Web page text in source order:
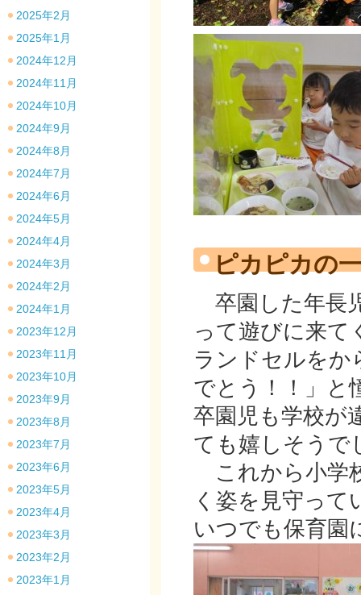
ピカピカの
卒園した年長
って遊びに来て
ランドセルをか
でとう！！」と
卒園児も学校が
ても嬉しそうで
これから小学
く姿を見守って
いつでも保育園
2025年2月
2025年1月
2024年12月
2024年11月
2024年10月
2024年9月
2024年8月
2024年7月
2024年6月
2024年5月
2024年4月
2024年3月
2024年2月
2024年1月
2023年12月
2023年11月
2023年10月
2023年9月
2023年8月
2023年7月
2023年6月
2023年5月
2023年4月
2023年3月
2023年2月
2023年1月